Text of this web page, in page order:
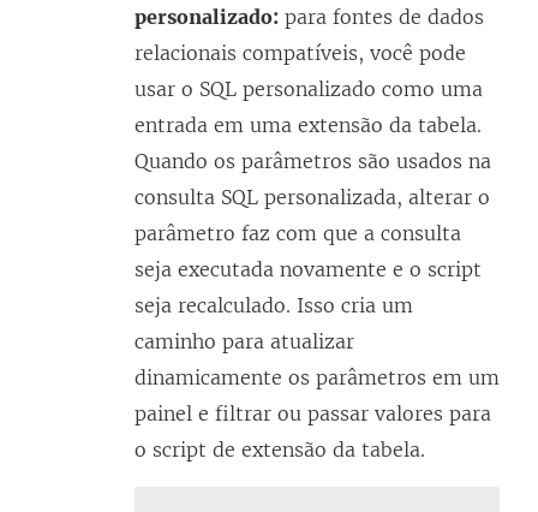
personalizado: para fontes de dados
relacionais compatíveis, você pode
usar o SQL personalizado como uma
entrada em uma extensão da tabela.
Quando os parâmetros são usados na
consulta SQL personalizada, alterar o
parâmetro faz com que a consulta
seja executada novamente e o script
seja recalculado. Isso cria um
caminho para atualizar
dinamicamente os parâmetros em um
painel e filtrar ou passar valores para
o script de extensão da tabela.